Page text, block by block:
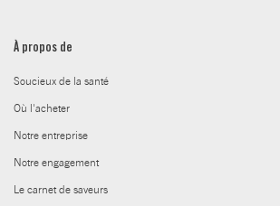
À propos de
Soucieux de la santé
Où l'acheter
Notre entreprise
Notre engagement
Le carnet de saveurs